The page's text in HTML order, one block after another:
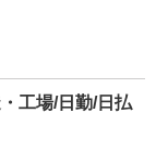
工場/日勤/日払